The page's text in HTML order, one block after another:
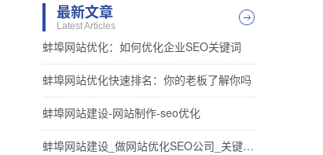
最新文章
Latest Articles
蚌埠网站优化：如何优化企业SEO关键词
蚌埠网站优化快速排名：你的老板了解你吗
蚌埠网站建设-网站制作-seo优化
蚌埠网站建设_做网站优化SEO公司_关键词排名